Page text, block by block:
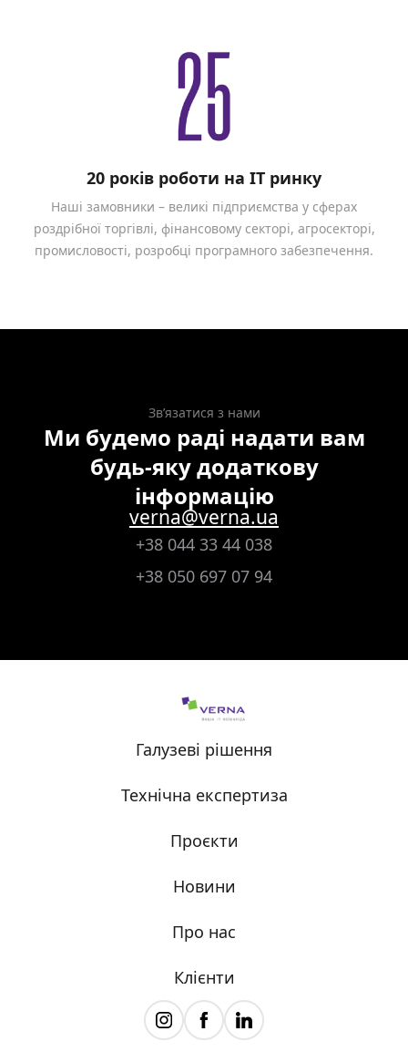
20 років роботи на ІТ ринку
Наші замовники – великі підприємства у сферах
роздрібної торгівлі, фінансовому секторі, агросекторі,
промисловості, розробці програмного забезпечення.
Зв’язатися з нами
Ми будемо раді надати вам
будь-яку додаткову
інформацію
verna@verna.ua
+38 044 33 44 038
+38 050 697 07 94
Галузеві рішення
Технічна експертиза
Проєкти
Новини
Про нас
Клієнти